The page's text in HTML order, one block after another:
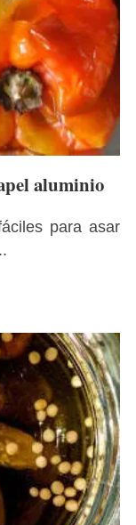
aluminio
para asar